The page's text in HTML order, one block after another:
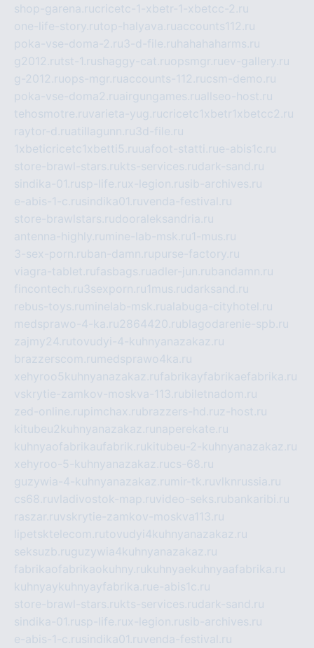
shop-garena.rucricetc-1-xbetr-1-xbetcc-2.ru
one-life-story.rutop-halyava.ruaccounts112.ru
poka-vse-doma-2.ru3-d-file.ru hahahaharms.ru
g2012.rutst-1.rushaggy-cat.ruopsmgr.ruev-gallery.ru
g-2012.ruops-mgr.ruaccounts-112.rucsm-demo.ru
poka-vse-doma2.ruairgungames.ruallseo-host.ru
tehosmotre.ruvarieta-yug.rucricetc1xbetr1xbetcc2.ru
raytor-d.ruatillagunn.ru3d-file.ru
1xbeticricetc1xbetti5.ruuafoot-statti.rue-abis1c.ru
store-brawl-stars.rukts-services.rudark-sand.ru
sindika-01.rusp-life.rux-legion.rusib-archives.ru
e-abis-1-c.rusindika01.ruvenda-festival.ru
store-brawlstars.rudooraleksandria.ru
antenna-highly.ru mine-lab-msk.ru1-mus.ru
3-sex-porn.ruban-damn.rupurse-factory.ru
viagra-tablet.rufasbags.ruadler-jun.rubandamn.ru
fincontech.ru3sexporn.ru1mus.rudarksand.ru
rebus-toys.ru minelab-msk.rualabuga-cityhotel.ru
medsprawo-4-ka.ru2864420.rublagodarenie-spb.ru
zajmy24.rutovudyi-4-kuhnyanazakaz.ru
brazzerscom.ru medsprawo4ka.ru
xehyroo5kuhnyanazakaz.rufabrikayfabrikaefabrika.ru
vskrytie-zamkov-moskva-113.rubiletnadom.ru
zed-online.rupimchax.rubrazzers-hd.ruz-host.ru
kitubeu2kuhnyanazakaz.ru naperekate.ru
kuhnyaofabrikaufabrik.rukitubeu-2-kuhnyanazakaz.ru
xehyroo-5-kuhnyanazakaz.rucs-68.ru
guzywia-4-kuhnyanazakaz.ru mir-tk.ruvlknrussia.ru
cs68.ruvladivostok-map.ruvideo-seks.rubankaribi.ru
raszar.ruvskrytie-zamkov-moskva113.ru
lipetsktelecom.rutovudyi4kuhnyanazakaz.ru
seksuzb.ruguzywia4kuhnyanazakaz.ru
fabrikaofabrikaokuhny.rukuhnyaekuhnyaafabrika.ru
kuhnyaykuhnyayfabrika.rue-abis1c.ru
store-brawl-stars.rukts-services.rudark-sand.ru
sindika-01.rusp-life.rux-legion.rusib-archives.ru
e-abis-1-c.rusindika01.ruvenda-festival.ru